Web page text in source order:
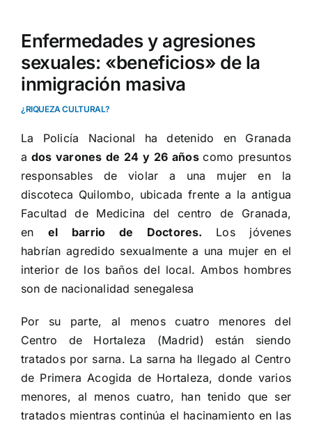
Enfermedades y agresiones
sexuales: «beneficios» de la
inmigración masiva
¿RIQUEZA CULTURAL?
La Policía Nacional ha detenido en Granada
a dos varones de 24 y 26 añoscomo presuntos
responsables de violar a una mujer en la
discoteca Quilombo, ubicada frente a la antigua
Facultad de Medicina del centro de Granada,
en el barrio de Doctores. Los jóvenes
habríanagredido sexualmente a una mujer en el
interior de los baños del local. Ambos hombres
son de nacionalidad senegalesa
Por su parte, al menos cuatro menores del
Centro de Hortaleza (Madrid) están siendo
tratados por sarna. La sarna ha llegado al Centro
de Primera Acogida de Hortaleza, donde varios
menores, al menos cuatro, han tenido que ser
tratados mientras continúa el hacinamiento en las